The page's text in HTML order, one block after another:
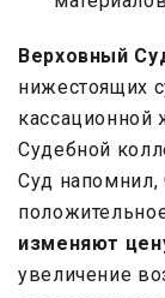
Верховный
нижестоящих
кассационной
Судебной
Суд напомнил,
изменяют
увеличение